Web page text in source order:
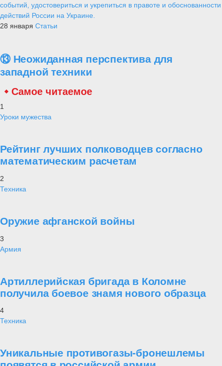
событий, удостовериться и укрепиться в правоте и обоснованности
действий России на Украине.
28 января Статьи
⑬ Неожиданная перспектива для
западной техники
Самое читаемое
1
Уроки мужества
Рейтинг лучших полководцев согласно
математическим расчетам
2
Техника
Оружие афганской войны
3
Армия
Артиллерийская бригада в Коломне
получила боевое знамя нового образца
4
Техника
Уникальные противогазы-бронешлемы